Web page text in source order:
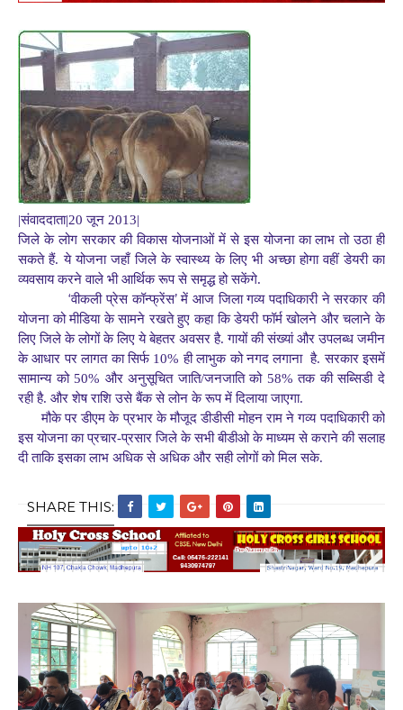
|संवाददाता|20 जून 2013|
जिले के लोग सरकार की विकास योजनाओं में से इस योजना का लाभ तो उठा ही
सकते हैं. ये योजना जहाँ जिले के स्वास्थ्य के लिए भी अच्छा होगा वहीं डेयरी का
व्यवसाय करने वाले भी आर्थिक रूप से समृद्ध हो सकेंगे.
‘वीकली प्रेस कॉन्फ्रेंस’में आज जिला गव्य पदाधिकारी ने सरकार की
योजना को मीडिया के सामने रखते हुए कहा कि डेयरी फॉर्म खोलने और चलाने के
लिए जिले के लोगों के लिए ये बेहतर अवसर है. गायों की संख्यां और उपलब्ध जमीन
के आधार पर लागत का सिर्फ 10% ही लाभुक को नगद लगाना है. सरकार इसमें
सामान्य को 50% और अनुसूचित जाति/जनजाति को 58% तक की सब्सिडी दे
रही है. और शेष राशि उसे बैंक से लोन के रूप में दिलाया जाएगा.
मौके पर डीएम के प्रभार के मौजूद डीडीसी मोहन राम ने गव्य पदाधिकारी को
इस योजना का प्रचार-प्रसार जिले के सभी बीडीओ के माध्यम से कराने की सलाह
दी ताकि इसका लाभ अधिक से अधिक और सही लोगों को मिल सके.
SHARE THIS: